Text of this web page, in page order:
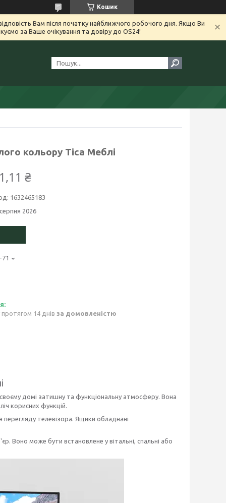
Кошик
Вам після початку найближчого робочого дня. Якщо Ви
за Ваше очікування та довіру до OS24!
кольору Тіса Меблі
₴
1632465183
2026
14 днів за домовленістю
домі затишну та функціональну атмосферу. Вона
корисних функцій.
телевізора. Ящики обладнані
Воно може бути встановлене у вітальні, спальні або